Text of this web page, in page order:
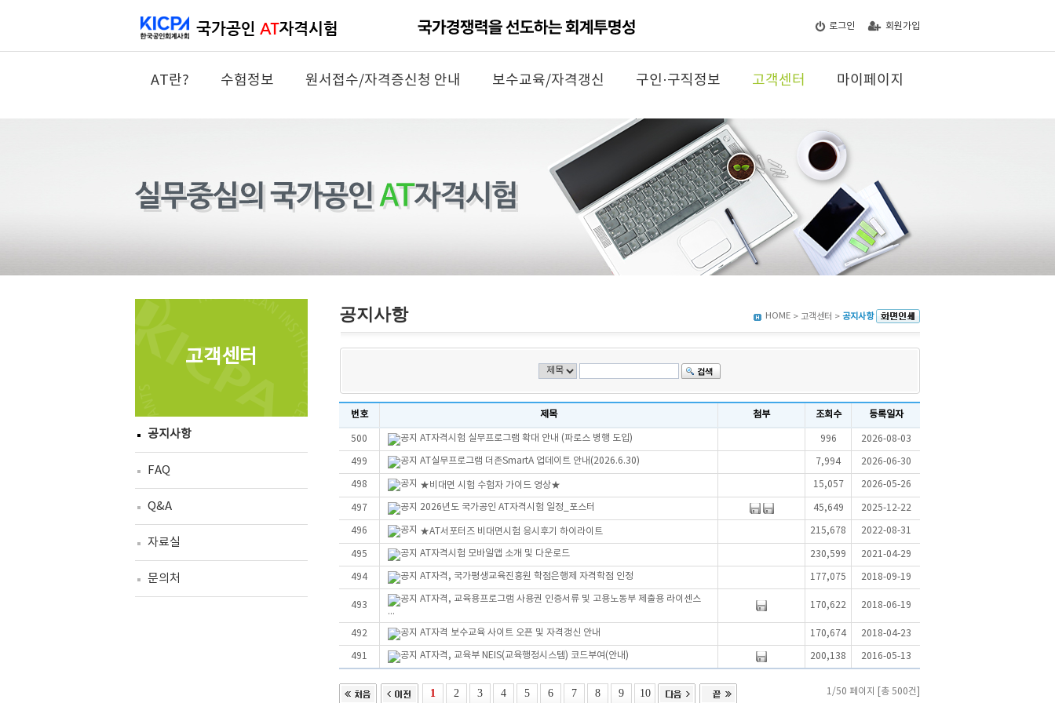
로그인 회원가입
AT란? 수험정보 원서접수/자격증신청 안내 보수교육/자격갱신 구인·구직정보 고객센터 마이페이지
고객센터
공지사항
FAQ
Q&A
자료실
문의처
공지사항 HOME > 고객센터 > 공지사항
번호 제목 첨부 조회수 등록일자
500 AT자격시험 실무프로그램 확대 안내 (파로스 병행 도입) 996 2026-08-03
499 AT실무프로그램 더존SmartA 업데이트 안내(2026.6.30) 7,994 2026-06-30
498 ★비대면 시험 수험자 가이드 영상★ 15,057 2026-05-26
497 2026년도 국가공인 AT자격시험 일정_포스터 45,649 2025-12-22
496 ★AT서포터즈 비대면시험 응시후기 하이라이트 215,678 2022-08-31
495 AT자격시험 모바일앱 소개 및 다운로드 230,599 2021-04-29
494 AT자격, 국가평생교육진흥원 학점은행제 자격학점 인정 177,075 2018-09-19
493
AT자격, 교육용프로그램 사용권 인증서류 및 고용노동부 제출용 라이센스
...
170,622 2018-06-19
492 AT자격 보수교육 사이트 오픈 및 자격갱신 안내 170,674 2018-04-23
491 AT자격, 교육부 NEIS(교육행정시스템) 코드부여(안내) 200,138 2016-05-13
1 2 3 4 5 6 7 8 9 10 1/50 페이지 [총 500건]